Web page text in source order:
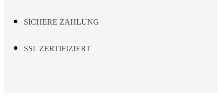
SICHERE ZAHLUNG
SSL ZERTIFIZIERT